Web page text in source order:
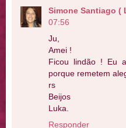
Simone Santiago (
07:56
Ju,
Amei !
Ficou lindão ! Eu
porque remetem
rs
Beijos
Luka.
Responder